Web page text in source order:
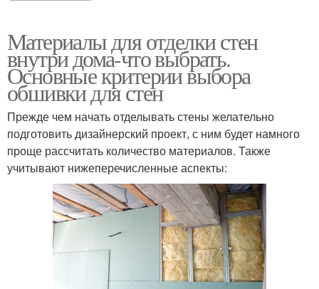
Материалы для отделки стен
внутри дома-что выбрать.
Основные критерии выбора
обшивки для стен
Прежде чем начать отделывать стены желательно
подготовить дизайнерский проект, с ним будет намного
проще рассчитать количество материалов. Также
учитывают нижеперечисленные аспекты: